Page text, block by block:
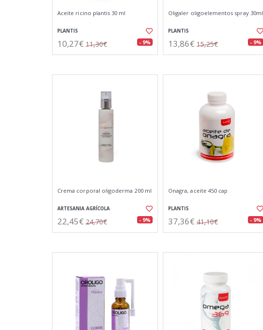
Aceite ricino plantis 30 ml
PLANTIS
10,27€ 11,30€ - 9%
Oligaler oligoelementos spray 30ml
PLANTIS
13,86€ 15,25€ - 9%
Crema corporal oligoderma 200 ml
ARTESANIA AGRÍCOLA
22,45€ 24,70€ - 9%
Onagra, aceite 450 cap
PLANTIS
37,36€ 41,10€ - 9%